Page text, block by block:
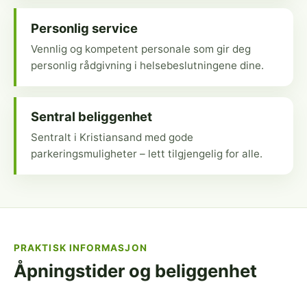
Personlig service
Vennlig og kompetent personale som gir deg
personlig rådgivning i helsebeslutningene dine.
Sentral beliggenhet
Sentralt i Kristiansand med gode
parkeringsmuligheter – lett tilgjengelig for alle.
PRAKTISK INFORMASJON
Åpningstider og beliggenhet